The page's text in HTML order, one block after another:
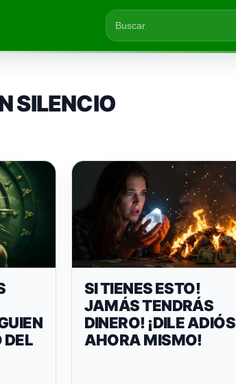
SILENCIO
DEL
SI TIENES ESTO!
JAMÁS TENDRÁS
DINERO! ¡DILE ADIÓS
AHORA MISMO!